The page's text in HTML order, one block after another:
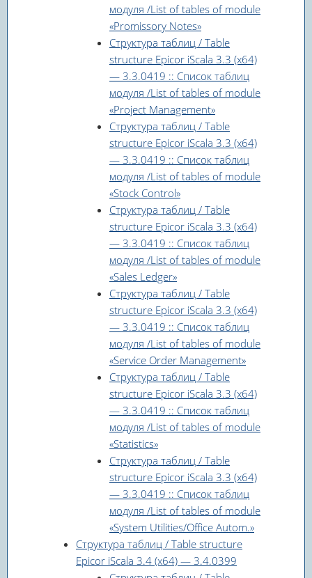
модуля /List of tables of module
«Promissory Notes»
Структура таблиц / Table
structure Epicor iScala 3.3 (x64)
— 3.3.0419 :: Список таблиц
модуля /List of tables of module
«Project Management»
Структура таблиц / Table
structure Epicor iScala 3.3 (x64)
— 3.3.0419 :: Список таблиц
модуля /List of tables of module
«Stock Control»
Структура таблиц / Table
structure Epicor iScala 3.3 (x64)
— 3.3.0419 :: Список таблиц
модуля /List of tables of module
«Sales Ledger»
Структура таблиц / Table
structure Epicor iScala 3.3 (x64)
— 3.3.0419 :: Список таблиц
модуля /List of tables of module
«Service Order Management»
Структура таблиц / Table
structure Epicor iScala 3.3 (x64)
— 3.3.0419 :: Список таблиц
модуля /List of tables of module
«Statistics»
Структура таблиц / Table
structure Epicor iScala 3.3 (x64)
— 3.3.0419 :: Список таблиц
модуля /List of tables of module
«System Utilities/Office Autom.»
Структура таблиц / Table structure
Epicor iScala 3.4 (x64) — 3.4.0399